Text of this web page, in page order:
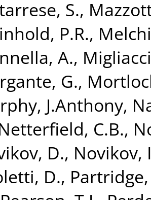
S.,
P.R.,
A.,
G.,
J.Anthony,
C.B.,
D., Novikov,
D.,